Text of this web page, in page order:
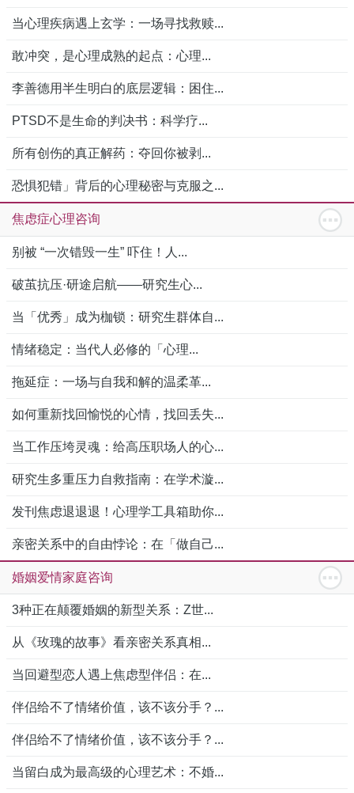
当心理疾病遇上玄学：一场寻找救赎...
敢冲突，是心理成熟的起点：心理...
李善德用半生明白的底层逻辑：困住...
PTSD不是生命的判决书：科学疗...
所有创伤的真正解药：夺回你被剥...
恐惧犯错」背后的心理秘密与克服之...
焦虑症心理咨询
别被 “一次错毁一生” 吓住！人...
破茧抗压·研途启航——研究生心...
当「优秀」成为枷锁：研究生群体自...
情绪稳定：当代人必修的「心理...
拖延症：一场与自我和解的温柔革...
如何重新找回愉悦的心情，找回丢失...
当工作压垮灵魂：给高压职场人的心...
研究生多重压力自救指南：在学术漩...
发刊焦虑退退退！心理学工具箱助你...
亲密关系中的自由悖论：在「做自己...
婚姻爱情家庭咨询
3种正在颠覆婚姻的新型关系：Z世...
从《玫瑰的故事》看亲密关系真相...
当回避型恋人遇上焦虑型伴侣：在...
伴侣给不了情绪价值，该不该分手？...
伴侣给不了情绪价值，该不该分手？...
当留白成为最高级的心理艺术：不婚...